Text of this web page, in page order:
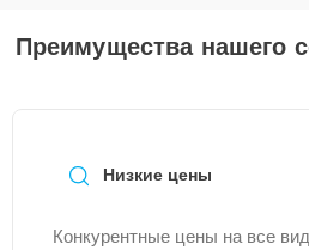
Преимущества нашего
Низкие цены
Конкурентные цены на все